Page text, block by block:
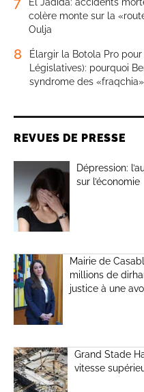
El Jadida: accidents
colère monte sur la
Oulja
8
Élargir la Botola Pro
Législatives): pourquoi
syndrome des «fraqchia»
REVUES DE PRESSE
Dépression:
sur l’économie
Mairie de
millions de
justice à une
Grand Stade
vitesse